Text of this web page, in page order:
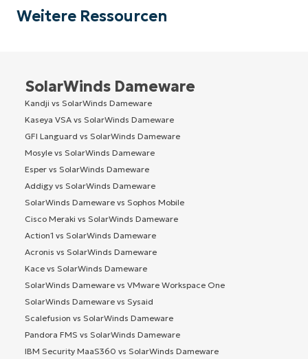
Weitere Ressourcen
SolarWinds Dameware
Kandji vs SolarWinds Dameware
Kaseya VSA vs SolarWinds Dameware
GFI Languard vs SolarWinds Dameware
Mosyle vs SolarWinds Dameware
Esper vs SolarWinds Dameware
Addigy vs SolarWinds Dameware
SolarWinds Dameware vs Sophos Mobile
Cisco Meraki vs SolarWinds Dameware
Action1 vs SolarWinds Dameware
Acronis vs SolarWinds Dameware
Kace vs SolarWinds Dameware
SolarWinds Dameware vs VMware Workspace One
SolarWinds Dameware vs Sysaid
Scalefusion vs SolarWinds Dameware
Pandora FMS vs SolarWinds Dameware
IBM Security MaaS360 vs SolarWinds Dameware